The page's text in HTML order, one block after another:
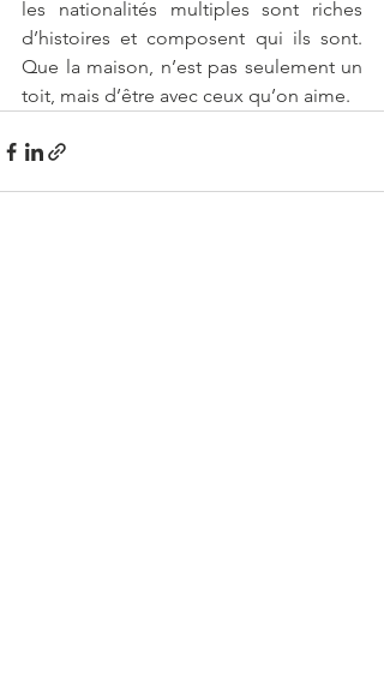
les nationalités multiples sont riches
d’histoires et composent qui ils sont.
Que la maison, n’est pas seulement un
toit, mais d’être avec ceux qu’on aime.